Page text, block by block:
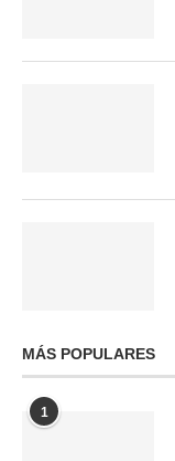
MÁS POPULARES
1